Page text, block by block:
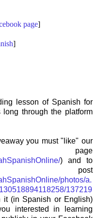
page]
]
lesson of Spanish for
through the platform
you must "like" our
page
) and to
photos/a.
137219
it(in Spanish or English)
interested in learning